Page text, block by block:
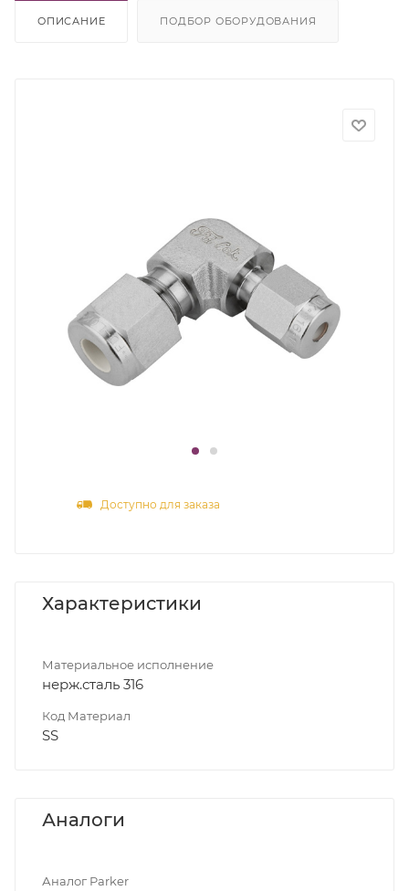
ОПИСАНИЕ ПОДБОР ОБОРУДОВАНИЯ
Доступно для заказа
Характеристики
Материальное исполнение
нерж.сталь 316
Код Материал
SS
Аналоги
Аналог Parker